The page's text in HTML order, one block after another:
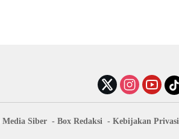
Media Siber Box Redaksi Kebijakan Privasi